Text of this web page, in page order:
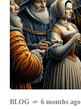
BLOG 6 months ago